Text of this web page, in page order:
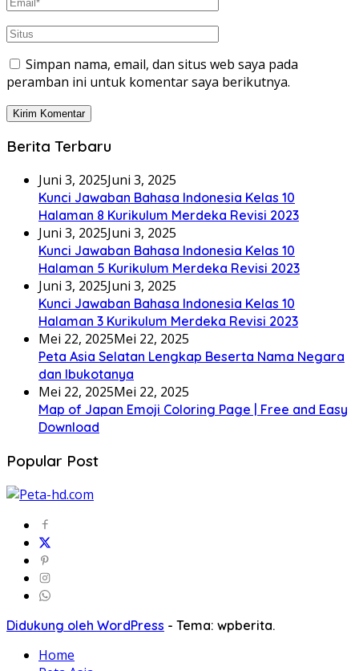
Simpan nama, email, dan situs web saya pada
peramban ini untuk komentar saya berikutnya.
Berita Terbaru
Juni 3, 2025Juni 3, 2025
Kunci Jawaban Bahasa Indonesia Kelas 10
Halaman 8 Kurikulum Merdeka Revisi 2023
Juni 3, 2025Juni 3, 2025
Kunci Jawaban Bahasa Indonesia Kelas 10
Halaman 5 Kurikulum Merdeka Revisi 2023
Juni 3, 2025Juni 3, 2025
Kunci Jawaban Bahasa Indonesia Kelas 10
Halaman 3 Kurikulum Merdeka Revisi 2023
Mei 22, 2025Mei 22, 2025
Peta Asia Selatan Lengkap Beserta Nama Negara
dan Ibukotanya
Mei 22, 2025Mei 22, 2025
Map of Japan Emoji Coloring Page | Free and Easy
Download
Popular Post
Didukung oleh WordPress - Tema: wpberita.
Home